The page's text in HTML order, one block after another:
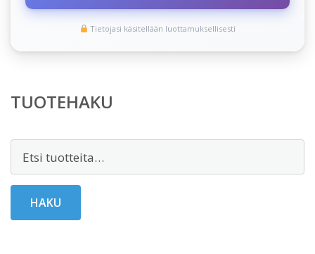
Tietojasi käsitellään luottamuksellisesti
TUOTEHAKU
HAKU